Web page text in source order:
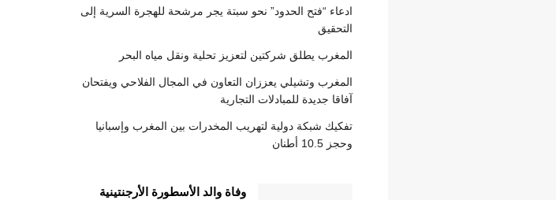
ادعاء “فتح الحدود” نحو سبتة يجر مرشحة للهجرة السرية إلى
التحقيق
المغرب يطلق شركتين لتعزيز تحلية ونقل مياه البحر
المغرب وتشيلي يعززان التعاون في المجال الفلاحي ويفتحان
آفاقا جديدة للمبادلات التجارية
تفكيك شبكة دولية لتهريب المخدرات بين المغرب وإسبانيا
وحجز 10.5 أطنان
وفاة والد الأسطورة الأرجنتينية